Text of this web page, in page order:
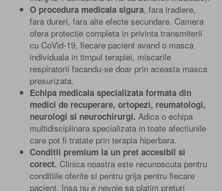
O procedura medicala sigura, fara iradiere,
fara dureri, fara alte efecte secundare. Camera
ofera protectie completa in privinta transmiterii
cu CoVid-19, fiecare pacient avand o masca
individuala in timpul terapiei, miscarile
respiratorii facandu-se doar prin aceasta masca
presurizata.
Echipa medicala specializata formata din
medici de recuperare, ortopezi, reumatologi,
neurologi si neurochirurgi. Adica o echipa
multidisciplinara specializata in toate afectiunile
care pot fi tratate prin terapia hiperbara.
Conditii premium la un pret accesibil si
corect. Clinica noastra este recunoscuta pentru
conditiile oferite si pentru grija pentru fiecare
pacient. Insa nu e nevoie sa platim preturi